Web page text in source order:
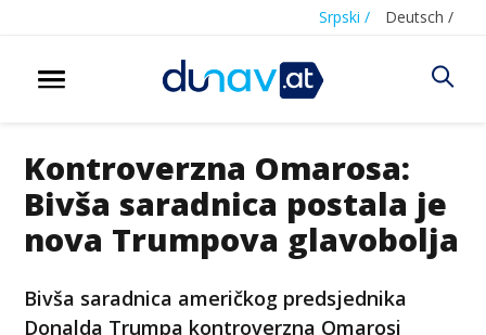
Srpski / Deutsch /
Kontroverzna Omarosa:
Bivša saradnica postala je
nova Trumpova glavobolja
Bivša saradnica američkog predsjednika
Donalda Trumpa kontroverzna Omarosi